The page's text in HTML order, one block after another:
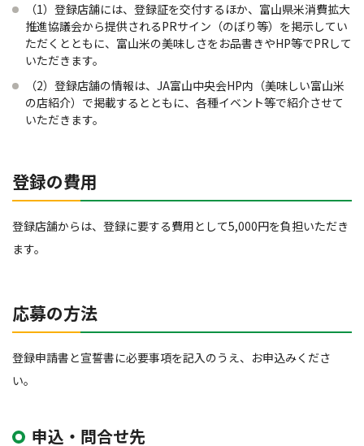
（1）登録店舗には、登録証を交付するほか、富山県米消費拡大
推進協議会から提供されるPRサイン（のぼり等）を掲示してい
ただくとともに、富山米の美味しさをお品書きやHP等でPRして
いただきます。
（2）登録店舗の情報は、JA富山中央会HP内（美味しい富山米
の店紹介）で掲載するとともに、各種イベント等で紹介させて
いただきます。
登録の費用
登録店舗からは、登録に要する費用として5,000円を負担いただき
ます。
応募の方法
登録申請書と宣誓書に必要事項を記入のうえ、お申込みくださ
い。
申込・問合せ先